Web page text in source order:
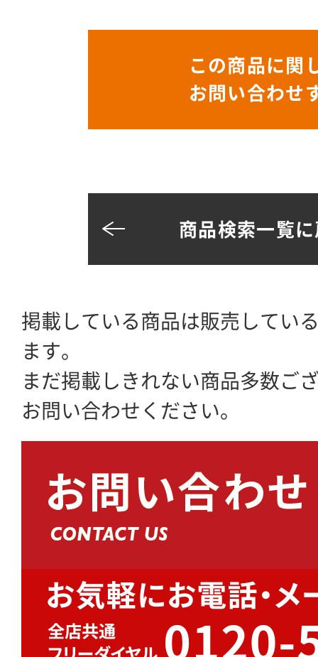
この商品に関
お問い合わせ
商品検索一覧
掲載している商品は販売してい
ます。
まだ掲載しきれない商品多数ご
お問い合わせください。